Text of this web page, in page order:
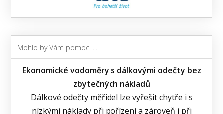
Mohlo by Vám pomoci ...
Ekonomické vodoměry s dálkovými odečty bez
zbytečných nákladů
Dálkové odečty měřidel lze vyřešit chytře i s
nízkými náklady při pořízení a zároveň i při